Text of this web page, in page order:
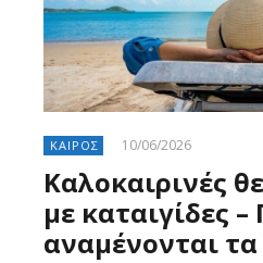
ΚΑΙΡΟΣ 10/06/2026
Καλοκαιρινές
με καταιγίδες –
αναμένονται